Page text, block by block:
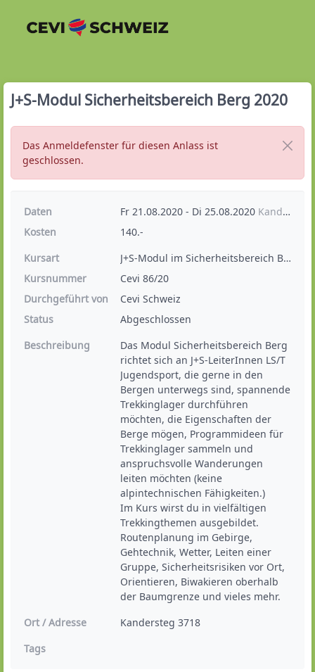
J+S-Modul Sicherheitsbereich Berg 2020
Das Anmeldefenster für diesen Anlass ist
geschlossen.
Daten Fr 21.08.2020 - Di 25.08.2020 Kandersteg BE
Kosten
140.-
Kursart
J+S-Modul im Sicherheitsbereich Berg
Kursnummer
Cevi 86/20
Durchgeführt von
Cevi Schweiz
Status
Abgeschlossen
Beschreibung
Das Modul Sicherheitsbereich Berg
richtet sich an J+S-LeiterInnen LS/T
Jugendsport, die gerne in den
Bergen unterwegs sind, spannende
Trekkinglager durchführen
möchten, die Eigenschaften der
Berge mögen, Programmideen für
Trekkinglager sammeln und
anspruchsvolle Wanderungen
leiten möchten (keine
alpintechnischen Fähigkeiten.)
Im Kurs wirst du in vielfältigen
Trekkingthemen ausgebildet.
Routenplanung im Gebirge,
Gehtechnik, Wetter, Leiten einer
Gruppe, Sicherheitsrisiken vor Ort,
Orientieren, Biwakieren oberhalb
der Baumgrenze und vieles mehr.
Ort / Adresse
Kandersteg 3718
Tags